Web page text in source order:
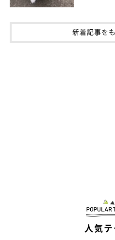
ここからは、「いぬのきもちアプ
まずご紹介するのは、鼻のあた
新着記事を
人気